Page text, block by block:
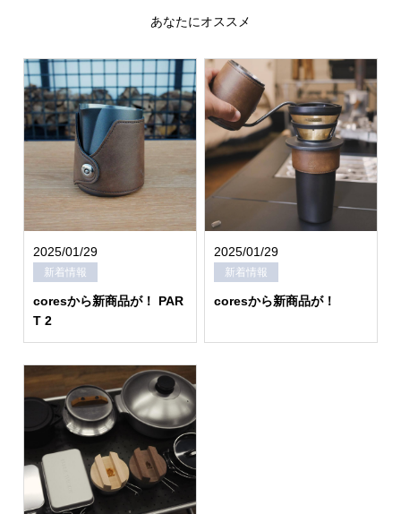
あなたにオススメ
2025/01/29
新着情報
coresから新商品が！ PAR
T 2
2025/01/29
新着情報
coresから新商品が！